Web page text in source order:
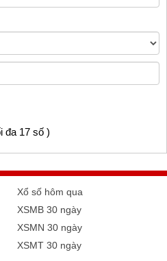
đa 17 số )
Xổ số hôm qua
XSMB 30 ngày
XSMN 30 ngày
XSMT 30 ngày